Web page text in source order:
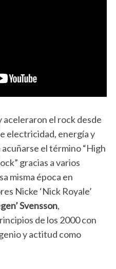
aceleraron el rock desde
electricidad, energía y
el término “High
gracias a varios
misma época en
Nicke ‘Nick Royale’
Svensson,
de los 2000 con
y actitud como